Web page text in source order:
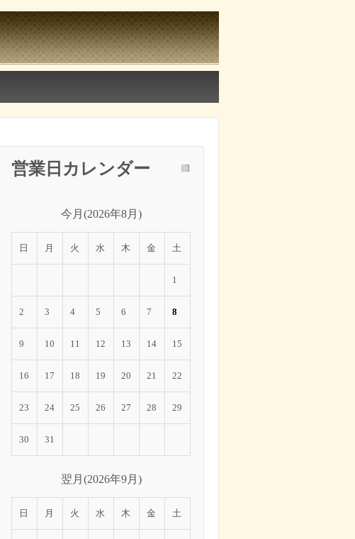
営業日カレンダー
今月(2026年8月)
日 月 火 水 木 金 土
1
2 3 4 5 6 7 8
9 10 11 12 13 14 15
16 17 18 19 20 21 22
23 24 25 26 27 28 29
30 31
翌月(2026年9月)
日 月 火 水 木 金 土